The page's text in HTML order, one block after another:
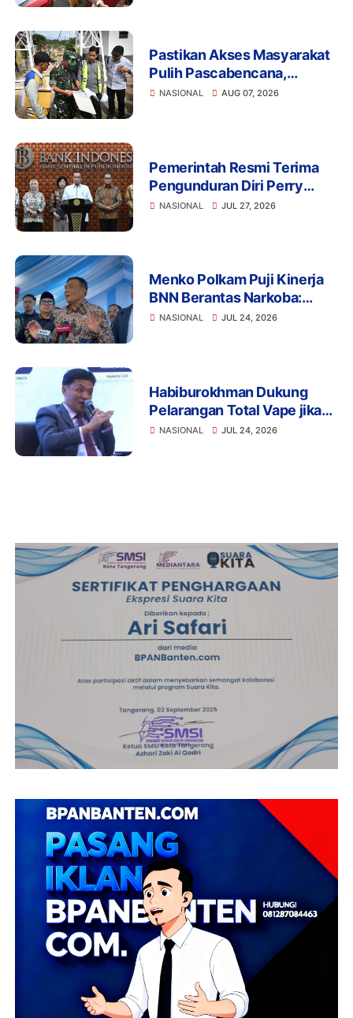
Pastikan Akses Masyarakat
Pulih Pascabencana,
Wapres Tinjau
NASIONAL AUG 07, 2026
Pemerintah Resmi Terima
Pengunduran Diri Perry
Warjiyo, Destry Damayanti
NASIONAL JUL 27, 2026
Menko Polkam Puji Kinerja
BNN Berantas Narkoba:
Selamatkan Manusia dan
NASIONAL JUL 24, 2026
Habiburokhman Dukung
Pelarangan Total Vape jika
Disalahgunakan untuk
NASIONAL JUL 24, 2026